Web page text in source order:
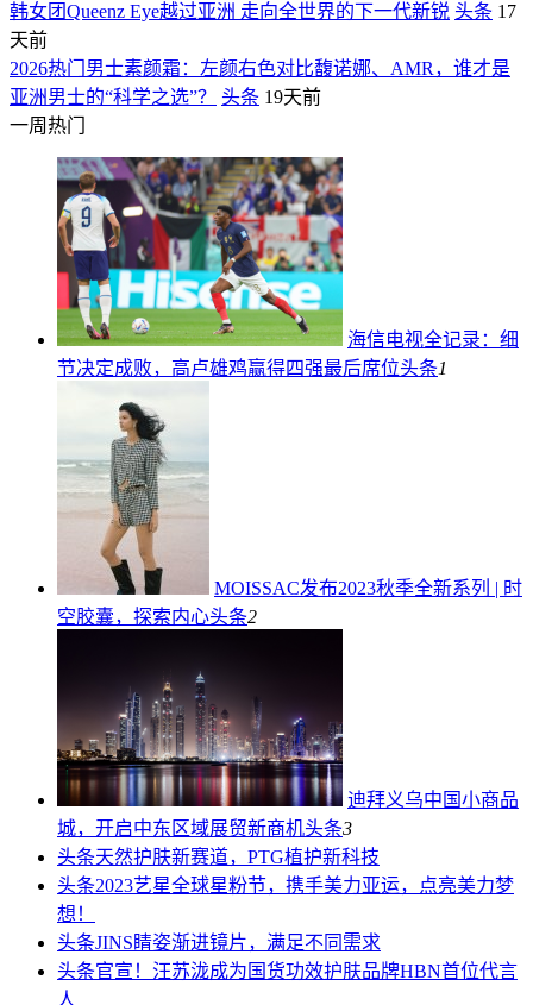
韩女团Queenz Eye越过亚洲 走向全世界的下一代新锐 头条 17
天前
2026热门男士素颜霜：左颜右色对比馥诺娜、AMR，谁才是
亚洲男士的“科学之选”？
头条 19天前
一周热门
海信电视全记录：细
节决定成败，高卢雄鸡赢得四强最后席位头条1
MOISSAC发布2023秋季全新系列 | 时
空胶囊，探索内心头条2
迪拜义乌中国小商品
城，开启中东区域展贸新商机头条3
头条天然护肤新赛道，PTG植护新科技
头条2023艺星全球星粉节，携手美力亚运，点亮美力梦
想！
头条JINS睛姿渐进镜片，满足不同需求
头条官宣！汪苏泷成为国货功效护肤品牌HBN首位代言
人